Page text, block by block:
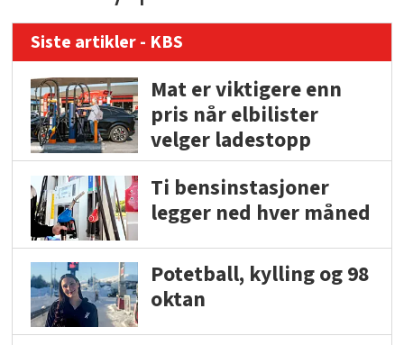
Siste artikler - KBS
Mat er viktigere enn
pris når elbilister
velger ladestopp
Ti bensinstasjoner
legger ned hver måned
Potetball, kylling og 98
oktan